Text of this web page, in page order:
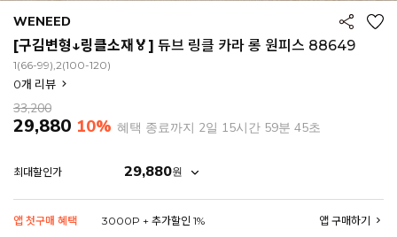
WENEED
[구김변형↓링클소재🏅] 듀브 링클 카라 롱 원피스 88649
1(66-99),2(100-120)
0개 리뷰
33,200
29,880 10% 혜택 종료까지 2일 15시간 59분 43초
최대할인가 29,880원
앱 첫구매 혜택 3000P + 추가할인 1%
앱 구매하기